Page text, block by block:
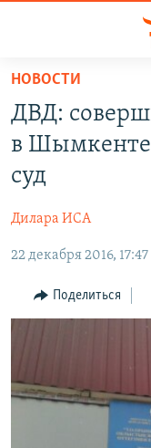
Вернуться
основному
содержанию
главной
навигации
Вернутся
поиску
ТАДЖИКИСТАН
НОВОСТИ
ҚАЗАҚША
КЫРГЫЗЧА
ЎЗБЕКЧА
ПОДПИШИТЕСЬ НА НАС
Все сайты РСЕ/
НОВОСТИ
ДВД:
в
суд
Дилара ИСА
22 декабря 2016, 17:47
Поделиться